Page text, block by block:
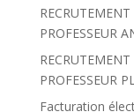
PROFESSEUR
PROFESSEUR
Facturation